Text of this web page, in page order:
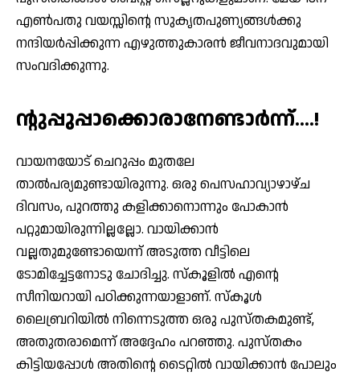
എണ്‍പതു വയസ്സിന്റെ സുകൃതപുണ്യങ്ങള്‍ക്കു
നന്ദിയര്‍പ്പിക്കുന്ന എഴുത്തുകാരന്‍ ജീവനാദവുമായി
സംവദിക്കുന്നു.
ന്റുപ്പുപ്പാക്കൊരാനേണ്ടാര്‍ന്ന്….!
വായനയോട് ചെറുപ്പം മുതലേ
താല്‍പര്യമുണ്ടായിരുന്നു. ഒരു പെസഹാവ്യാഴാഴ്ച
ദിവസം, പുറത്തു കളിക്കാനൊന്നും പോകാന്‍
പറ്റുമായിരുന്നില്ലല്ലോ. വായിക്കാന്‍
വല്ലതുമുണ്ടോയെന്ന് അടുത്ത വീട്ടിലെ
ടോമിച്ചേട്ടനോടു ചോദിച്ചു. സ്‌കൂളില്‍ എന്റെ
സീനിയറായി പഠിക്കുന്നയാളാണ്. സ്‌കൂള്‍
ലൈബ്രറിയില്‍ നിന്നെടുത്ത ഒരു പുസ്തകമുണ്ട്,
അതുതരാമെന്ന് അദ്ദേഹം പറഞ്ഞു. പുസ്തകം
കിട്ടിയപ്പോള്‍ അതിന്റെ ടൈറ്റില്‍ വായിക്കാന്‍ പോലും